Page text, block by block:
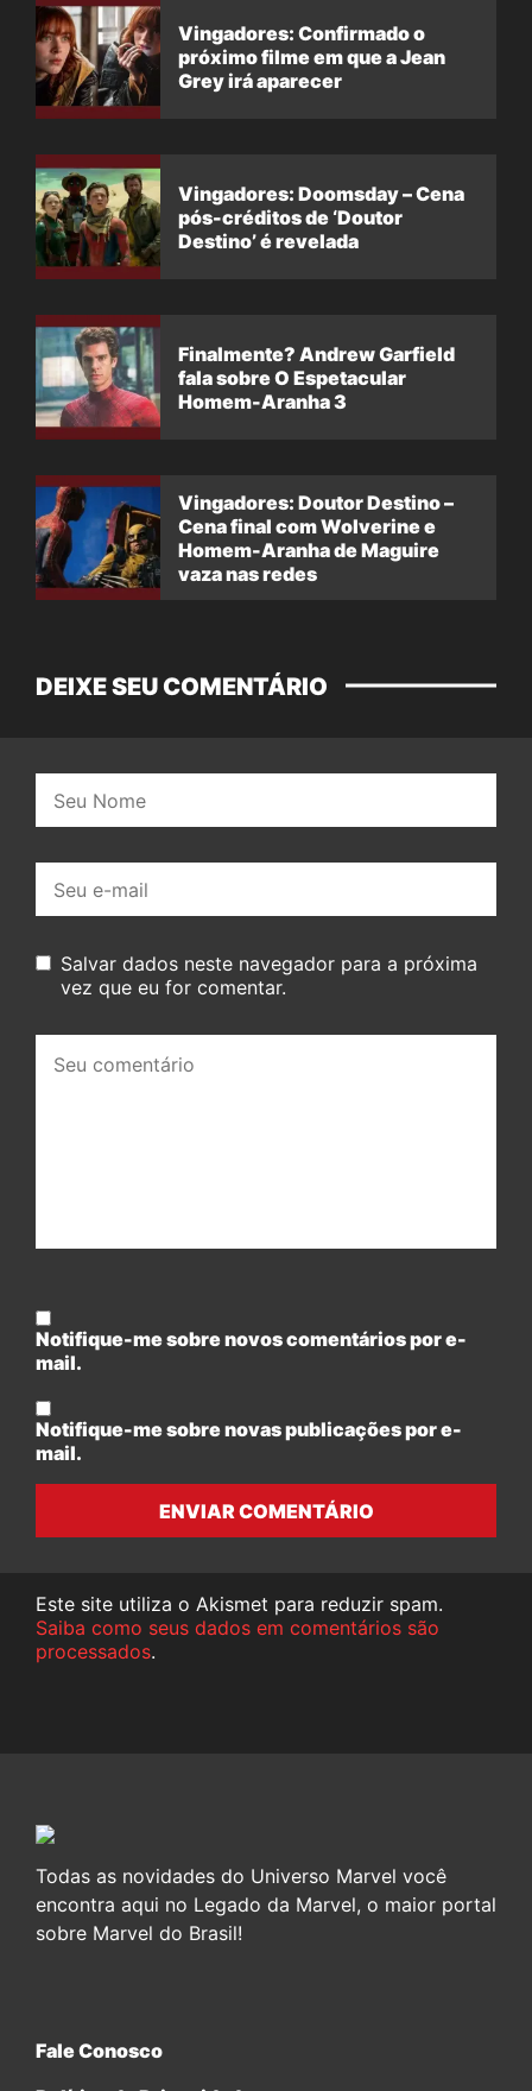
Vingadores: Confirmado o
próximo filme em que a Jean
Grey irá aparecer
Vingadores: Doomsday – Cena
pós-créditos de ‘Doutor
Destino’ é revelada
Finalmente? Andrew Garfield
fala sobre O Espetacular
Homem-Aranha 3
Vingadores: Doutor Destino –
Cena final com Wolverine e
Homem-Aranha de Maguire
vaza nas redes
DEIXE SEU COMENTÁRIO
mail:
Salvar dados neste navegador para a próxima
vez que eu for comentar.
comentário:
Notifique-me sobre novos comentários por e-
mail.
Notifique-me sobre novas publicações por e-
mail.
ENVIAR COMENTÁRIO
Este site utiliza o Akismet para reduzir spam.
Saiba como seus dados em comentários são
processados.
Todas as novidades do Universo Marvel você
encontra aqui no Legado da Marvel, o maior portal
sobre Marvel do Brasil!
Fale Conosco